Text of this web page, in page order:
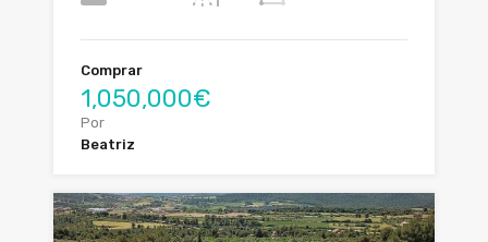
Comprar
1,050,000€
Por
Beatriz